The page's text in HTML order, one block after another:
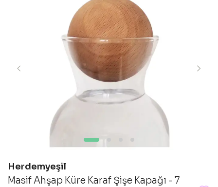
Herdemyeşil
Masif Ahşap Küre Karaf Şişe Kapağı - 7